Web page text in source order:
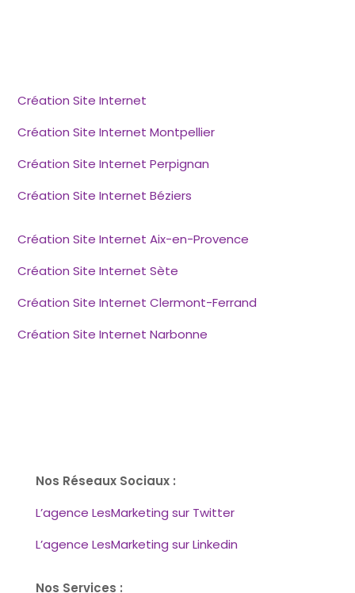
Création Site Internet
Création Site Internet Montpellier
Création Site Internet Perpignan
Création Site Internet Béziers
Création Site Internet Aix-en-Provence
Création Site Internet Sète
Création Site Internet Clermont-Ferrand
Création Site Internet Narbonne
Nos Réseaux Sociaux :
L’agence LesMarketing sur Twitter
L’agence LesMarketing sur Linkedin
Nos Services :